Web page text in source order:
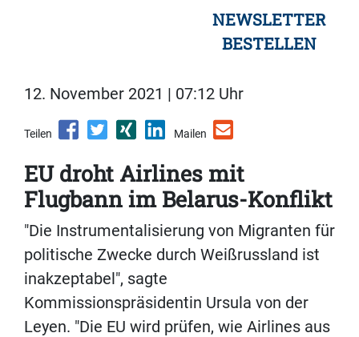
NEWSLETTER
BESTELLEN
12. November 2021 | 07:12 Uhr
Teilen Mailen
EU droht Airlines mit
Flugbann im Belarus-Konflikt
"Die Instrumentalisierung von Migranten für
politische Zwecke durch Weißrussland ist
inakzeptabel", sagte
Kommissionspräsidentin Ursula von der
Leyen. "Die EU wird prüfen, wie Airlines aus